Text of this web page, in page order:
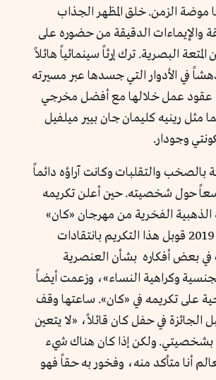
الزمن. خلق المظهر الجذاب
والإيماءات الدقيقة من حضوره على
البصرية. ترك إرثاً سينمائياً هائلاً
في الأدوار التي جسدها عبر مسيرته
عقود عمل خلالها مع أفضل مخرجي
مثل رينيه كليمان جان بيير ميلفيل
وجودار.
بالصخب والتقلبات وكانت آراؤه دائماً
حول شخصيته. حين أعلن تكريمه
الذهبية الفخرية من مهرجان «كان»
السينمائي عام 2019 قوبل هذا التكريم بانتقادات
في بعض أفكاره بشأن العنصرية
وكراهية النساء»، وزعمت أيضاً
على تكريمه في «كان». ساعتها وقف
الجائزة في حفل كان قائلاً، «لا يتعين
بشخصيتي. ولكن إذا كان هناك شيء
أنا متأكد منه، وفخور به حقاً فهو